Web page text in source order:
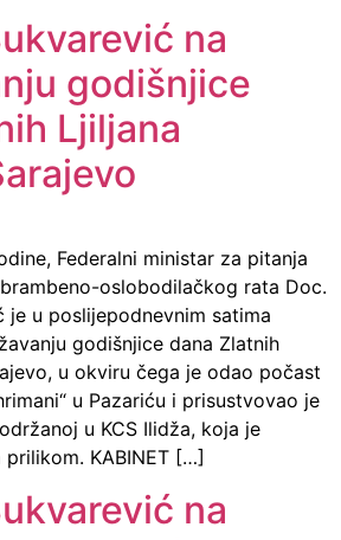
na
godišnjice
Ljiljana
Federalni ministar za pitanja
oslobodilačkog rata Doc.
je u poslijepodnevnim satima
godišnjice dana Zlatnih
u okviru čega je odao počast
u Pazariću i prisustvovao je
u KCS Ilidža, koja je
KABINET […]
na